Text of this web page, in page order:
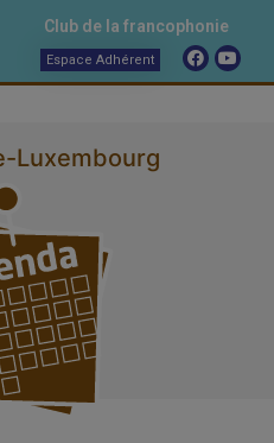
Club de la francophonie
Espace Adhérent
Luxembourg